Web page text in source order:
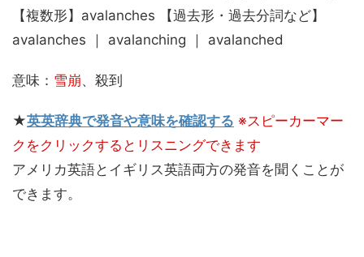
【複数形】avalanches 【過去形・過去分詞など】
avalanches ｜ avalanching ｜ avalanched
意味： 雪崩、殺到
★英英辞典で発音や意味を確認する ※スピーカーマー
クをクリックするとリスニングできます
アメリカ英語とイギリス英語両方の発音を聞くことが
できます。